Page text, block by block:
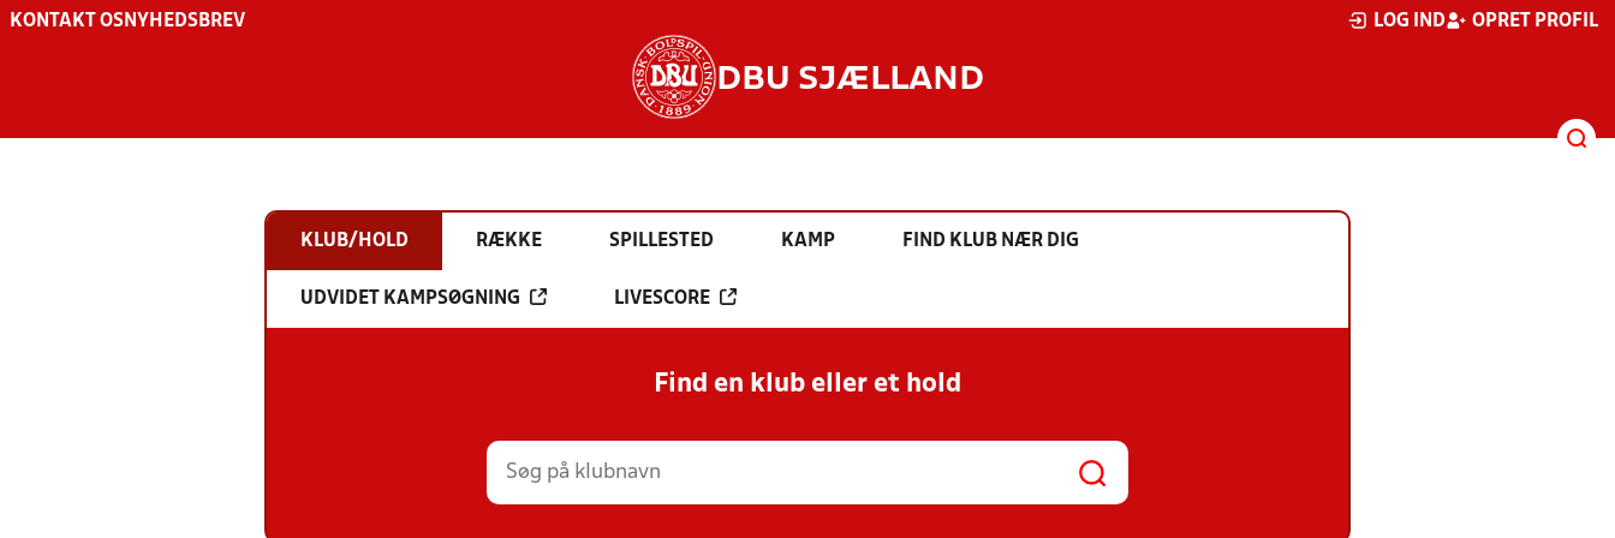
KONTAKT OS NYHEDSBREV LOG IND OPRET PROFIL
DBU SJÆLLAND
KLUB/HOLD RÆKKE SPILLESTED KAMP FIND KLUB NÆR DIG
UDVIDET KAMPSØGNING LIVESCORE
Find en klub eller et hold